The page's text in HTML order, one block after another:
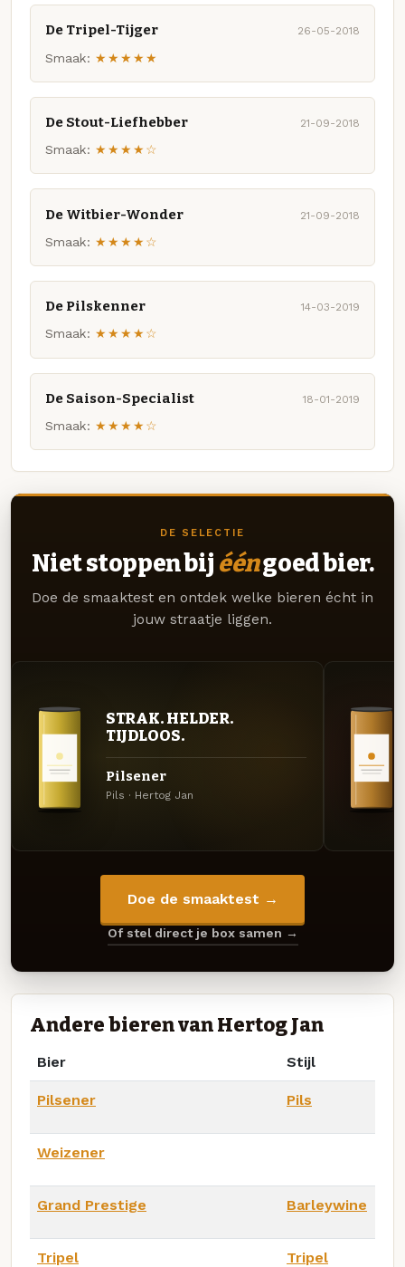
De Tripel-Tijger 26-05-2018
Smaak: ★★★★★
De Stout-Liefhebber 21-09-2018
Smaak: ★★★★☆
De Witbier-Wonder 21-09-2018
Smaak: ★★★★☆
De Pilskenner 14-03-2019
Smaak: ★★★★☆
De Saison-Specialist 18-01-2019
Smaak: ★★★★☆
DE SELECTIE
Niet stoppen bij ééngoed bier.
Doe de smaaktest en ontdek welke bieren écht in
jouw straatje liggen.
STRAK. HELDER.
TIJDLOOS.
Pilsener
Pils · Hertog Jan
Doe de smaaktest →
Of stel direct je box samen →
Andere bieren van Hertog Jan
Bier Stijl
Pilsener Pils
Weizener
Grand Prestige Barleywine
Tripel Tripel